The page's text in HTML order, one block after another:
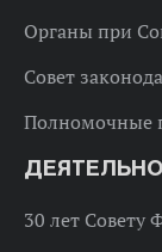
Органы при
Совет
Полномочные
30 лет Совету